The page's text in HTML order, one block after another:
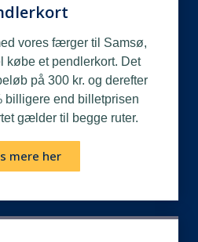
vores færger til Samsø,
købe et pendlerkort. Det
på 300 kr. og derefter
billigere end billetprisen
gælder til begge ruter.
mere her